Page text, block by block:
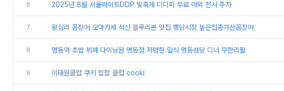
6 2025년 8월 서울라이트DDP 빛축제 디디피 무료 야외 전시 주차
7 왕십리 꼼장어 오마카세 식신 블루리본 맛집 행당시장 높은집종가산꼼장어
8 명동역 초밥 뷔페 다이닝원 명동점 저렴한 일식 명동성당 디너 무한리필
9 이태원클럽 쿠키 힙합 클럽 cooki